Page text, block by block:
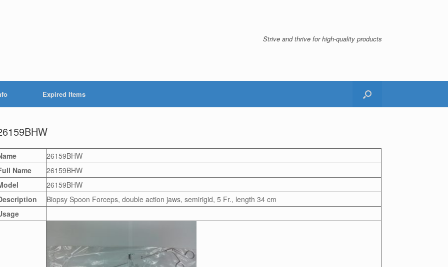
Strive and thrive for high-quality products
Expired Items
26159BHW
Name
26159BHW
26159BHW
Biopsy Spoon Forceps, double action jaws, semirigid, 5 Fr., length 34 cm